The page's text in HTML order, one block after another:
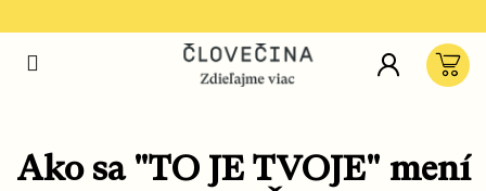
na
Ako sa "TO JE TVOJE" mení